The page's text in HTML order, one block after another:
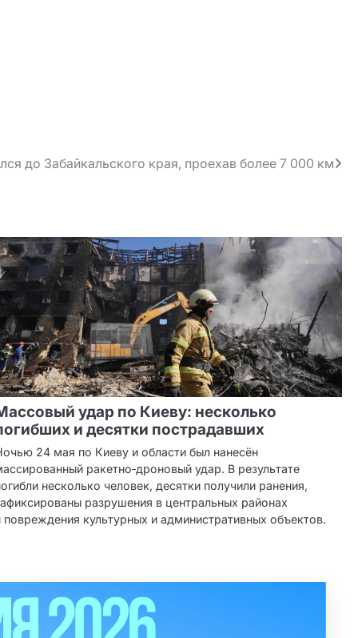
до Забайкальского края, проехав более 7 000 км
удар по Киеву: несколько
и десятки пострадавших
24 мая по Киеву и области был нанесён
ракетно‑дроновый удар. В результате
несколько человек, десятки получили ранения,
разрушения в центральных районах
повреждения культурных и административных объектов.